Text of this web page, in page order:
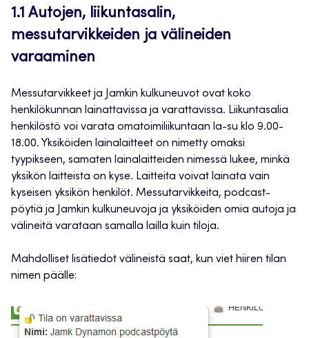
1.1 Autojen, liikuntasalin,
messutarvikkeiden ja välineiden
varaaminen
Messutarvikkeet ja Jamkin kulkuneuvot ovat koko
henkilökunnan lainattavissa ja varattavissa. Liikuntasalia
henkilöstö voi varata omatoimiliikuntaan la-su klo 9.00-
18.00. Yksiköiden lainalaitteet on nimetty omaksi
tyypikseen, samaten lainalaitteiden nimessä lukee, minkä
yksikön laitteista on kyse. Laitteita voivat lainata vain
kyseisen yksikön henkilöt. Messutarvikkeita, podcast-
pöytiä ja Jamkin kulkuneuvoja ja yksiköiden omia autoja ja
välineitä varataan samalla lailla kuin tiloja.
Mahdolliset lisätiedot välineistä saat, kun viet hiiren tilan
nimen päälle: